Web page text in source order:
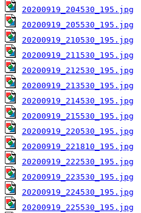
20200919_204530_195.jpg
20200919_205530_195.jpg
20200919_210530_195.jpg
20200919_211530_195.jpg
20200919_212530_195.jpg
20200919_213530_195.jpg
20200919_214530_195.jpg
20200919_215530_195.jpg
20200919_220530_195.jpg
20200919_221810_195.jpg
20200919_222530_195.jpg
20200919_223530_195.jpg
20200919_224530_195.jpg
20200919_225530_195.jpg